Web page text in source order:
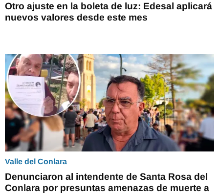
Otro ajuste en la boleta de luz: Edesal aplicará
nuevos valores desde este mes
Valle del Conlara
Denunciaron al intendente de Santa Rosa del
Conlara por presuntas amenazas de muerte a